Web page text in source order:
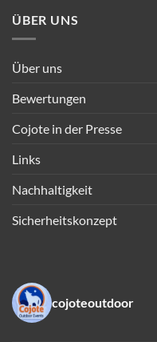
ÜBER UNS
Über uns
Bewertungen
Cojote in der Presse
Links
Nachhaltigkeit
Sicherheitskonzept
cojoteoutdoor